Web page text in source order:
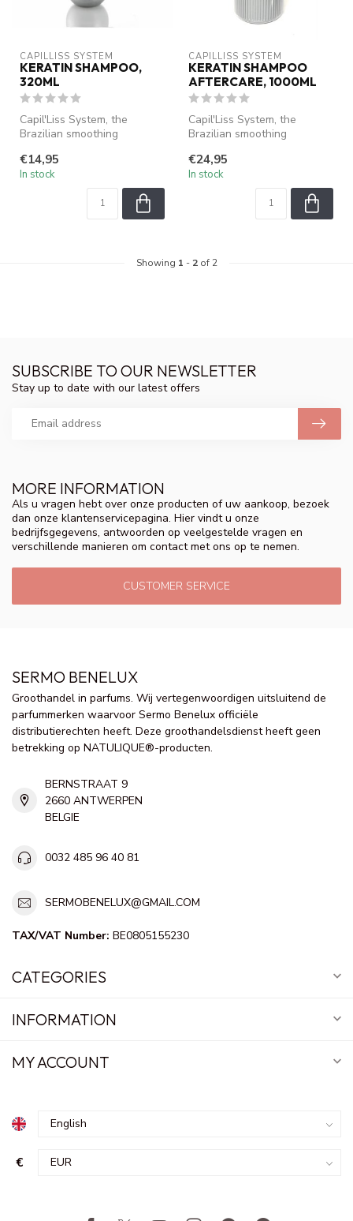
CAPILLISS SYSTEM
KERATIN SHAMPOO,
320ML
Capil'Liss System, the
Brazilian smoothing
keratin.
€14,95
In stock
CAPILLISS SYSTEM
KERATIN SHAMPOO
AFTERCARE, 1000ML
Capil'Liss System, the
Brazilian smoothing
keratin.
€24,95
In stock
Showing 1 - 2of 2
MORE INFORMATION
Als u vragen hebt over onze producten of uw aankoop, bezoek
dan onze klantenservicepagina. Hier vindt u onze
bedrijfsgegevens, antwoorden op veelgestelde vragen en
verschillende manieren om contact met ons op te nemen.
CUSTOMER SERVICE
SUBSCRIBE TO OUR NEWSLETTER
Stay up to date with our latest offers
SERMO BENELUX
Groothandel in parfums. Wij vertegenwoordigen uitsluitend de
parfummerken waarvoor Sermo Benelux officiële
distributierechten heeft. Deze groothandelsdienst heeft geen
betrekking op NATULIQUE®-producten.
BERNSTRAAT 9
2660 ANTWERPEN
BELGIE
0032 485 96 40 81
SERMOBENELUX@GMAIL.COM
TAX/VAT Number: BE0805155230
CATEGORIES
INFORMATION
MY ACCOUNT
€